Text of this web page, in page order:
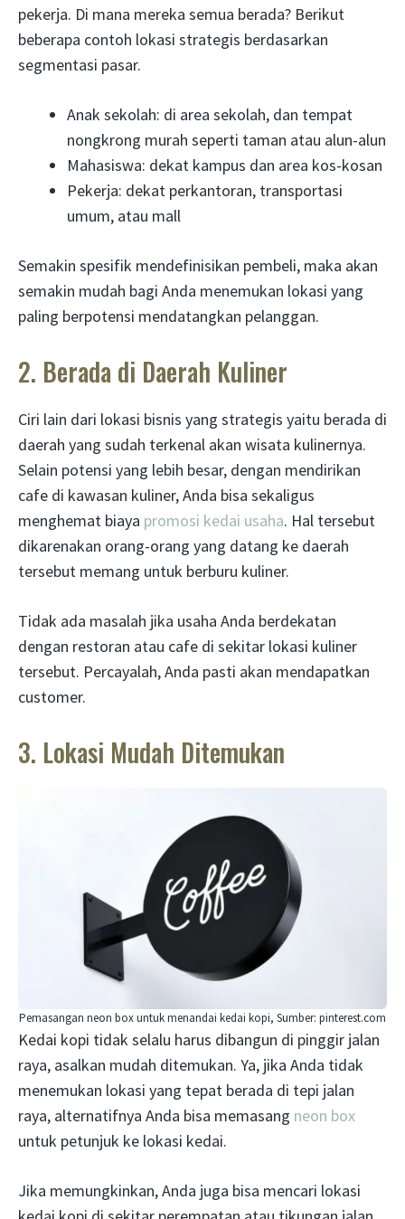
pekerja. Di mana mereka semua berada? Berikut
beberapa contoh lokasi strategis berdasarkan
segmentasi pasar.
Anak sekolah: di area sekolah, dan tempat
nongkrong murah seperti taman atau alun-alun
Mahasiswa: dekat kampus dan area kos-kosan
Pekerja: dekat perkantoran, transportasi
umum, atau mall
Semakin spesifik mendefinisikan pembeli, maka akan
semakin mudah bagi Anda menemukan lokasi yang
paling berpotensi mendatangkan pelanggan.
2. Berada di Daerah Kuliner
Ciri lain dari lokasi bisnis yang strategis yaitu berada di
daerah yang sudah terkenal akan wisata kulinernya.
Selain potensi yang lebih besar, dengan mendirikan
cafe di kawasan kuliner, Anda bisa sekaligus
menghemat biaya promosi kedai usaha. Hal tersebut
dikarenakan orang-orang yang datang ke daerah
tersebut memang untuk berburu kuliner.
Tidak ada masalah jika usaha Anda berdekatan
dengan restoran atau cafe di sekitar lokasi kuliner
tersebut. Percayalah, Anda pasti akan mendapatkan
customer.
3. Lokasi Mudah Ditemukan
Pemasangan neon box untuk menandai kedai kopi, Sumber: pinterest.com
Kedai kopi tidak selalu harus dibangun di pinggir jalan
raya, asalkan mudah ditemukan. Ya, jika Anda tidak
menemukan lokasi yang tepat berada di tepi jalan
raya, alternatifnya Anda bisa memasang neon box
untuk petunjuk ke lokasi kedai.
Jika memungkinkan, Anda juga bisa mencari lokasi